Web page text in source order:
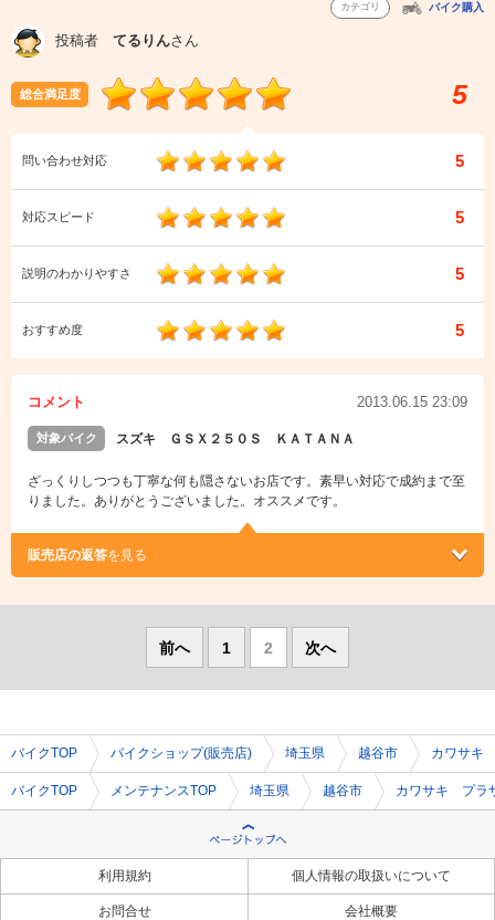
カテゴリ バイク購入
投稿者 てるりんさん
総合満足度 5
問い合わせ対応 5
対応スピード 5
説明のわかりやすさ 5
おすすめ度 5
コメント 2013.06.15 23:09
対象バイク スズキ ＧＳＸ２５０Ｓ ＫＡＴＡＮＡ
ざっくりしつつも丁寧な何も隠さないお店です。素早い対応で成約まで至
りました。ありがとうございました。オススメです。
販売店の返答を見る
前へ 1 2 次へ
バイクTOP バイクショップ(販売店) 埼玉県 越谷市 カワサキ
バイクTOP メンテナンスTOP 埼玉県 越谷市 カワサキ プラ
利用規約 個人情報の取扱いについて
お問合せ 会社概要